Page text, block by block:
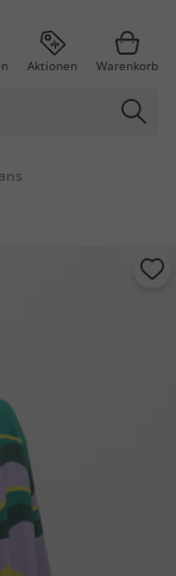
Aktionen Warenkorb